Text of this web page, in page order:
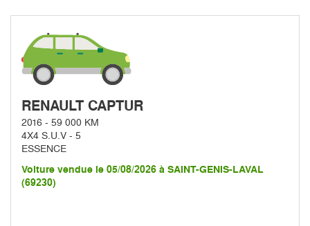
RENAULT CAPTUR
2016 - 59 000 KM
4X4 S.U.V - 5
ESSENCE
Voiture vendue le 05/08/2026 à SAINT-GENIS-LAVAL
(69230)